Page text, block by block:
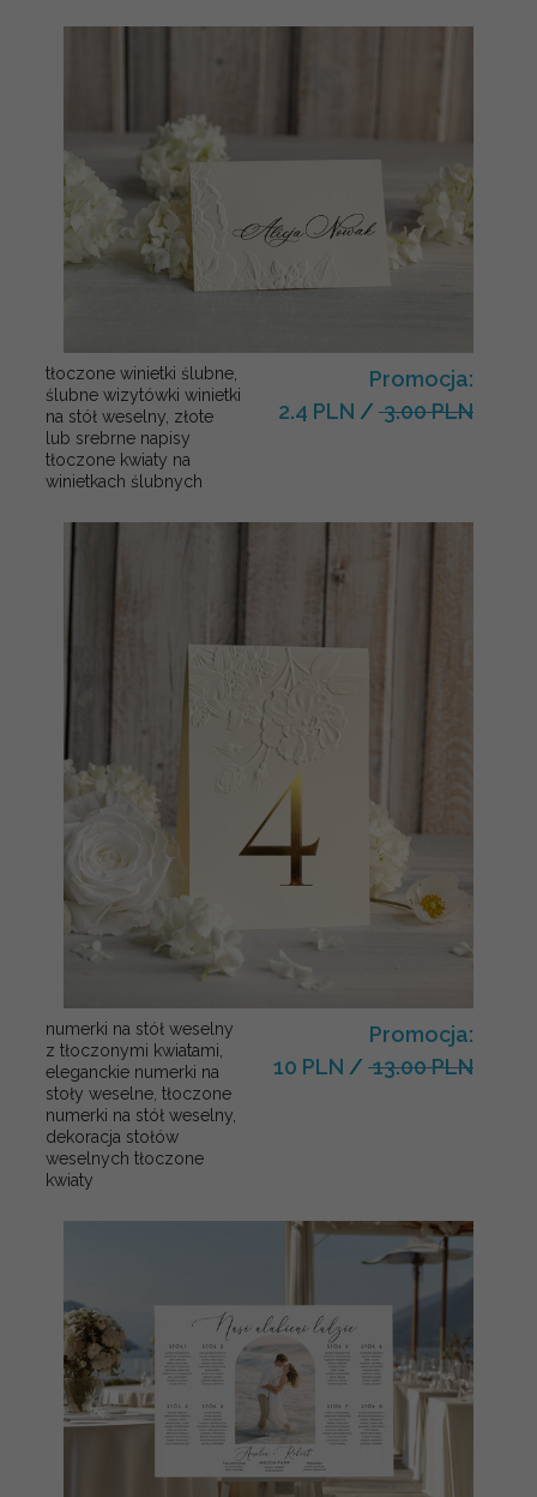
tłoczone winietki ślubne,
ślubne wizytówki winietki
na stół weselny, złote
lub srebrne napisy
tłoczone kwiaty na
winietkach ślubnych
Promocja:
2.4 PLN / 3.00 PLN
numerki na stół weselny
z tłoczonymi kwiatami,
eleganckie numerki na
stoły weselne, tłoczone
numerki na stół weselny,
dekoracja stołów
weselnych tłoczone
kwiaty
Promocja:
10 PLN / 13.00 PLN